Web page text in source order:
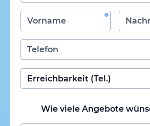
Wie viele Angebote